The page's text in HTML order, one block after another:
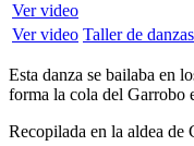
Ver video
Ver video Taller de
Esta danza se bailaba en
forma la cola del Garrobo
Recopilada en la aldea de